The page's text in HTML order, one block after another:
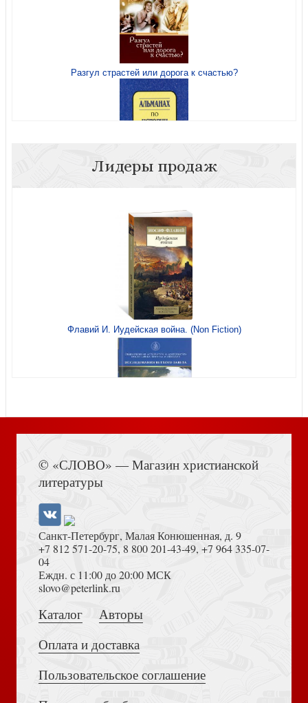
Проводник по Библии
Ной. Спасение
Бесстрашный воин
Раскрась Евангелие от Марка
Павел. Путешествия
Разгул страстей или дорога к счастью?
Послание к Римлянам. Главы 1-8
средних и старших классов
Тайна поместья Буркот
Лидеры продаж
Флавий И. Иудейская война. (Non Fiction)
Достоевский Ф.М. Сила и правда России (2024)
© «СЛОВО» — Магазин христианской
литературы
Санкт-Петербург, Малая Конюшенная, д. 9
+7 812 571-20-75, 8 800 201-43-49, +7 964 335-07-
04
Еждн. с 11:00 до 20:00 МСК
slovo@peterlink.ru
Каталог
Авторы
Оплата и доставка
Пользовательское соглашение